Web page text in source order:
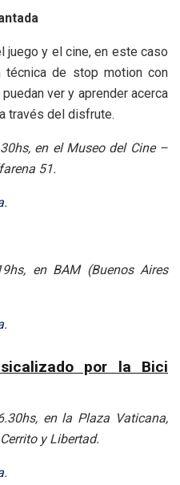
juego y el cine, en este caso
técnica de stop motion con
ver y aprender acerca
través del disfrute.
en el Museo del Cine –
51.
.
en BAM (Buenos Aires
.
por la Bici
en la Plaza Vaticana,
y Libertad.
.